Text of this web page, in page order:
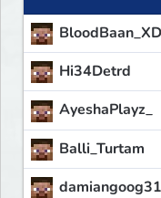
BloodBaan_XD
Hi34Detrd
AyeshaPlayz_
Balli_Turtam
damiangoog31